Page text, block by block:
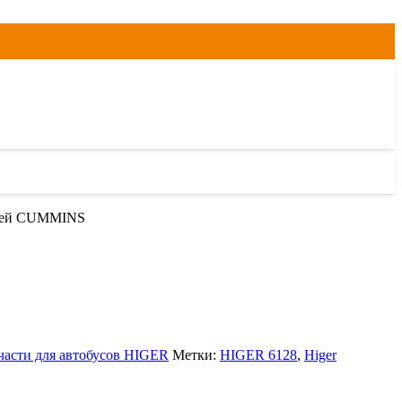
CUMMINS
для автобусов HIGER Метки: HIGER 6128, Higer